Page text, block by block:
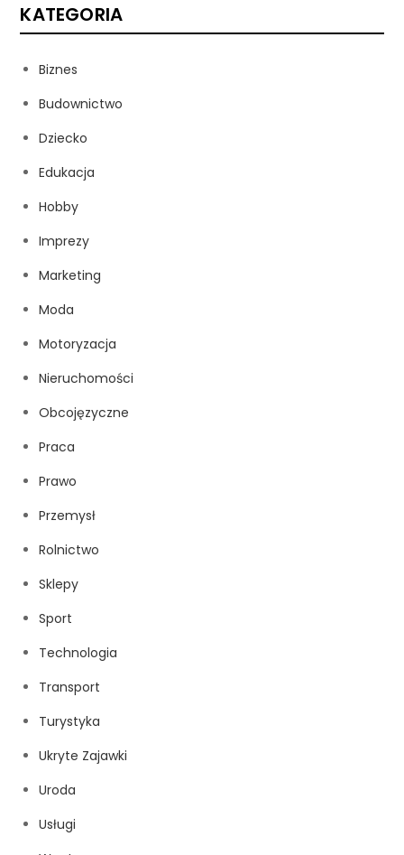
KATEGORIA
Biznes
Budownictwo
Dziecko
Edukacja
Hobby
Imprezy
Marketing
Moda
Motoryzacja
Nieruchomości
Obcojęzyczne
Praca
Prawo
Przemysł
Rolnictwo
Sklepy
Sport
Technologia
Transport
Turystyka
Ukryte Zajawki
Uroda
Usługi